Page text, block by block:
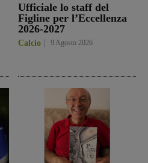
Ufficiale lo staff del
Figline per l’Eccellenza
2026-2027
Calcio 9 Agosto 2026